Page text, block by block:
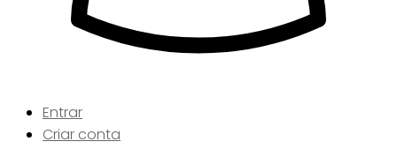
Entrar
Criar conta